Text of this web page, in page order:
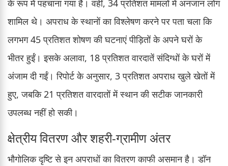
के रूप में पहचाना गया है। वहीं, 34 प्रतिशत मामलों में अनजान लोग
शामिल थे। अपराध के स्थानों का विश्लेषण करने पर पता चला कि
लगभग 45 प्रतिशत शोषण की घटनाएं पीड़ितों के अपने घरों के
भीतर हुईं। इसके अलावा, 18 प्रतिशत वारदातें संदिग्धों के घरों में
अंजाम दी गईं। रिपोर्ट के अनुसार, 3 प्रतिशत अपराध खुले खेतों में
हुए, जबकि 21 प्रतिशत वारदातों में स्थान की सटीक जानकारी
उपलब्ध नहीं हो सकी।
क्षेत्रीय वितरण और शहरी-ग्रामीण अंतर
भौगोलिक दृष्टि से इन अपराधों का वितरण काफी असमान है। डॉन